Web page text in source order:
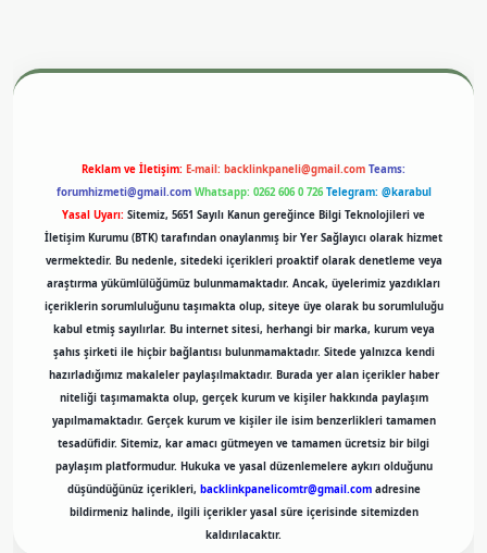
Reklam ve İletişim: E-mail: backlinkpaneli@gmail.com Teams:
forumhizmeti@gmail.com Whatsapp: 0262 606 0 726 Telegram: @karabul
Yasal Uyarı: Sitemiz, 5651 Sayılı Kanun gereğince Bilgi Teknolojileri ve
İletişim Kurumu (BTK) tarafından onaylanmış bir Yer Sağlayıcı olarak hizmet
vermektedir. Bu nedenle, sitedeki içerikleri proaktif olarak denetleme veya
araştırma yükümlülüğümüz bulunmamaktadır. Ancak, üyelerimiz yazdıkları
içeriklerin sorumluluğunu taşımakta olup, siteye üye olarak bu sorumluluğu
kabul etmiş sayılırlar. Bu internet sitesi, herhangi bir marka, kurum veya
şahıs şirketi ile hiçbir bağlantısı bulunmamaktadır. Sitede yalnızca kendi
hazırladığımız makaleler paylaşılmaktadır. Burada yer alan içerikler haber
niteliği taşımamakta olup, gerçek kurum ve kişiler hakkında paylaşım
yapılmamaktadır. Gerçek kurum ve kişiler ile isim benzerlikleri tamamen
tesadüfidir. Sitemiz, kar amacı gütmeyen ve tamamen ücretsiz bir bilgi
paylaşım platformudur. Hukuka ve yasal düzenlemelere aykırı olduğunu
düşündüğünüz içerikleri, backlinkpanelicomtr@gmail.comadresine
bildirmeniz halinde, ilgili içerikler yasal süre içerisinde sitemizden
kaldırılacaktır.